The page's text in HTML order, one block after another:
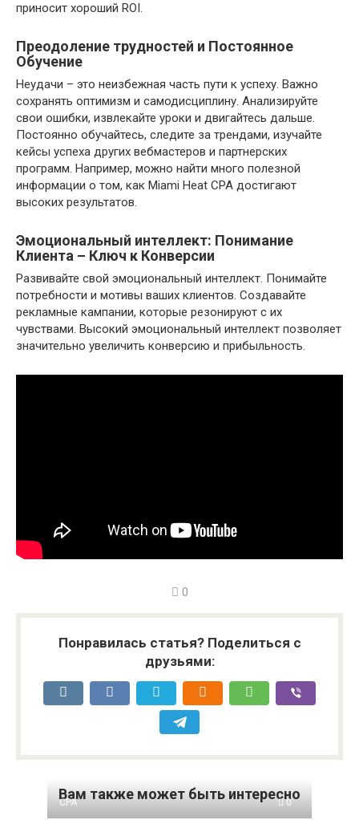
приносит хороший ROI.
Преодоление трудностей и Постоянное
Обучение
Неудачи – это неизбежная часть пути к успеху. Важно
сохранять оптимизм и самодисциплину. Анализируйте
свои ошибки, извлекайте уроки и двигайтесь дальше.
Постоянно обучайтесь, следите за трендами, изучайте
кейсы успеха других вебмастеров и партнерских
программ. Например, можно найти много полезной
информации о том, как Miami Heat CPA достигают
высоких результатов.
Эмоциональный интеллект: Понимание
Клиента – Ключ к Конверсии
Развивайте свой эмоциональный интеллект. Понимайте
потребности и мотивы ваших клиентов. Создавайте
рекламные кампании, которые резонируют с их
чувствами. Высокий эмоциональный интеллект позволяет
значительно увеличить конверсию и прибыльность.
0
Понравилась статья? Поделиться с
друзьями:
Вам также может быть интересно
CPA 0